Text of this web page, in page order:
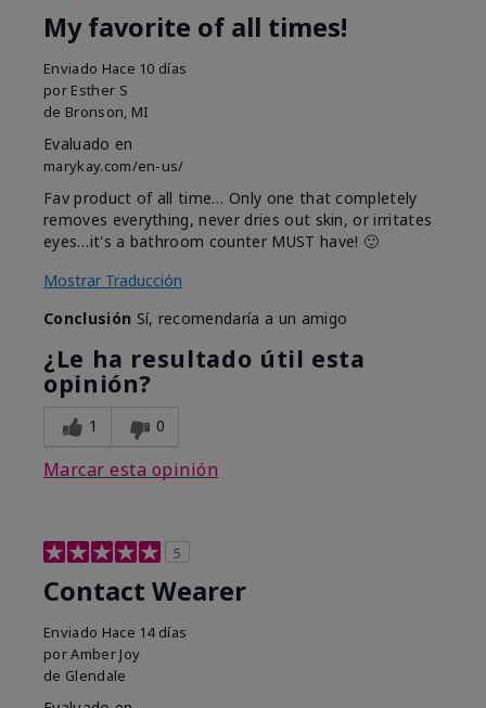
My favorite of all times!
Enviado Hace 10 días
por Esther S
de Bronson, MI
Evaluado en
marykay.com/en-us/
Fav product of all time… Only one that completely
removes everything, never dries out skin, or irritates
eyes…it's a bathroom counter MUST have! 🙂
Mostrar Traducción
Conclusión Sí, recomendaría a un amigo
¿Le ha resultado útil esta
opinión?
1 0
Marcar esta opinión
5
Contact Wearer
Enviado Hace 14 días
porAmber Joy
de Glendale